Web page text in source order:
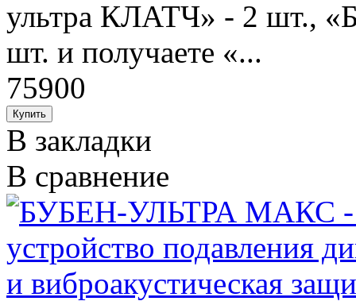
ультра КЛАТЧ» - 2 шт.,
шт. и получаете «...
75900
В закладки
В сравнение